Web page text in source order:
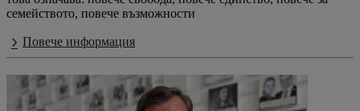
семейството, повече възможности
Повече информация